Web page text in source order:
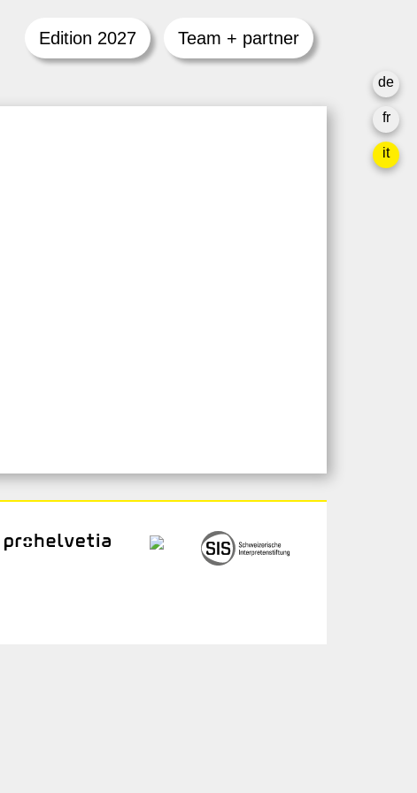
de
fr
it
Edition 2027 Team + partner